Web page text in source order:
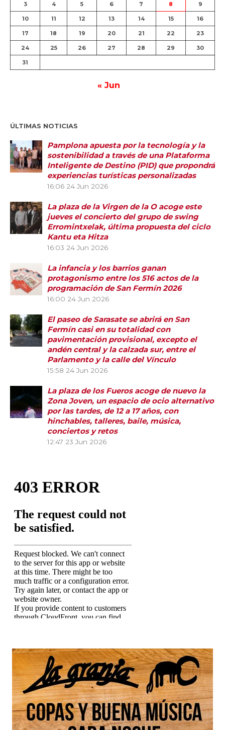
3 4 5 6 7 8 9
10 11 12 13 14 15 16
17 18 19 20 21 22 23
24 25 26 27 28 29 30
31
« Jun
ÚLTIMAS NOTICIAS
Pamplona apuesta por la tecnología y la
sostenibilidad a través de una Plataforma
Inteligente de Destino (PID) que propondrá
experiencias turísticas personalizadas
16:06 24 Jun 2026
La plaza de la Virgen de la O acoge este
jueves el concierto del grupo de swing
Erromintxelak, última propuesta del ciclo
Kantu eta Hitza
16:03 24 Jun 2026
La infancia y los barrios ganan
protagonismo entre los 516 actos de la
programación de San Fermín 2026
16:00 24 Jun 2026
El paseo de Sarasate se abrirá en San
Fermín casi en su totalidad con
pavimentación provisional, excepto el
andén central y la calzada sur, entre el
Parlamento y la calle del Vínculo
15:58 24 Jun 2026
La plaza de los Fueros acoge de nuevo la
Zona Joven, un espacio de ocio alternativo
por las tardes, de 12 a 17 años, con
hinchables, talleres, baile, música,
conciertos y retos
12:47 23 Jun 2026